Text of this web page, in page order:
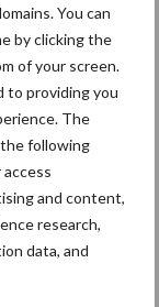
You can
by clicking the
of your screen.
to providing you
The
following
and content,
research,
data, and
1947 trekkers
dan 10.000.